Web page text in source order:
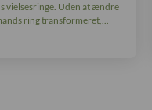
vielsesringe. Uden at ændre
ring transformeret,...